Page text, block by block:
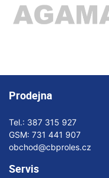
Prodejna
Tel.: 387 315 927
GSM: 731 441 907
obchod@cbproles.cz
Servis